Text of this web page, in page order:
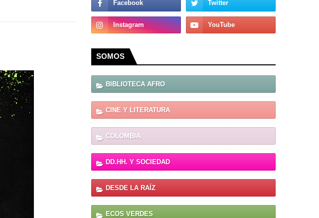
SOMOS
BIBLIOTECA AFRO
CINE Y LITERATURA
COLOMBIA
DD.HH. Y SOCIEDAD
DESDE LA RAÍZ
ECOS VERDES